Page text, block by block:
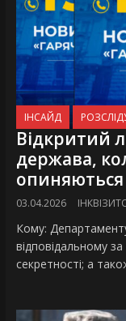
ІНСАЙД
Відкритий
держава,
опиняються
03.04.2026
Кому:
відповідальному
секретності; а